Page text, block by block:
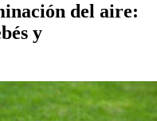
del aire:
y